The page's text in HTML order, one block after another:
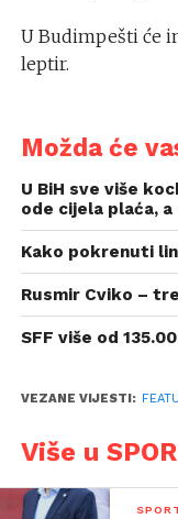
U Budimpešti će
leptir.
Možda će
U BiH sve više
ode cijela plaća,
Kako pokrenuti
Rusmir Cviko –
SFF više od
VEZANE VIJESTI:
Više u